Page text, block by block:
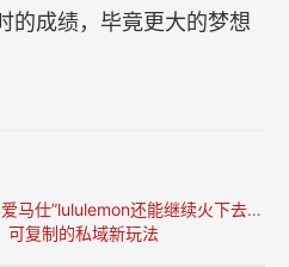
的成绩，毕竟更大的梦想
仕”lululemon还能继续火下去吗？
可复制的私域新玩法